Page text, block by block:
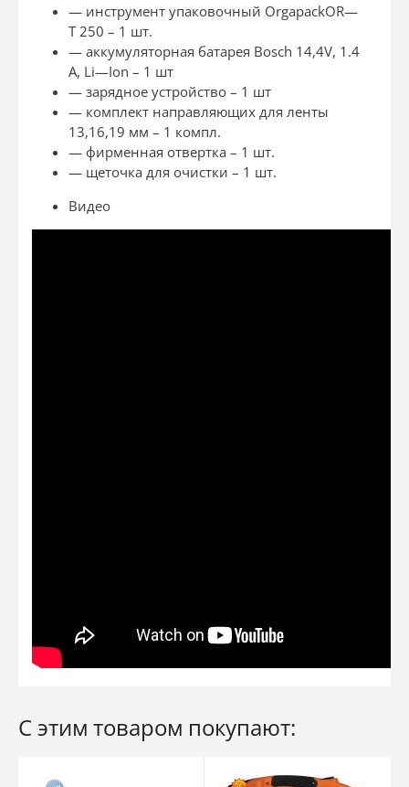
— инструмент упаковочный OrgapackOR—
T 250 – 1 шт.
— аккумуляторная батарея Bosch 14,4V, 1.4
А, Li—Ion – 1 шт
— зарядное устройство – 1 шт
— комплект направляющих для ленты
13,16,19 мм – 1 компл.
— фирменная отвертка – 1 шт.
— щеточка для очистки – 1 шт.
Видео
С этим товаром покупают: